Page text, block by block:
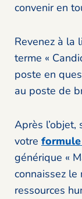
convenir en
Revenez à la
terme «
poste en
au poste de
Après
votre formule
générique «
connaissez
ressources